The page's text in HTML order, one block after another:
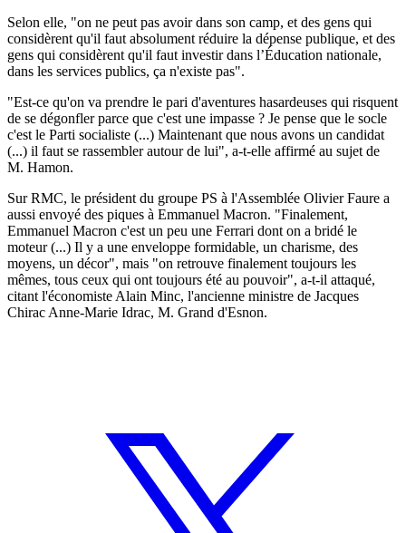
Selon elle, "on ne peut pas avoir dans son camp, et des gens qui
considèrent qu'il faut absolument réduire la dépense publique, et des
gens qui considèrent qu'il faut investir dans l’Éducation nationale,
dans les services publics, ça n'existe pas".
"Est-ce qu'on va prendre le pari d'aventures hasardeuses qui risquent
de se dégonfler parce que c'est une impasse ? Je pense que le socle
c'est le Parti socialiste (...) Maintenant que nous avons un candidat
(...) il faut se rassembler autour de lui", a-t-elle affirmé au sujet de
M. Hamon.
Sur RMC, le président du groupe PS à l'Assemblée Olivier Faure a
aussi envoyé des piques à Emmanuel Macron. "Finalement,
Emmanuel Macron c'est un peu une Ferrari dont on a bridé le
moteur (...) Il y a une enveloppe formidable, un charisme, des
moyens, un décor", mais "on retrouve finalement toujours les
mêmes, tous ceux qui ont toujours été au pouvoir", a-t-il attaqué,
citant l'économiste Alain Minc, l'ancienne ministre de Jacques
Chirac Anne-Marie Idrac, M. Grand d'Esnon.